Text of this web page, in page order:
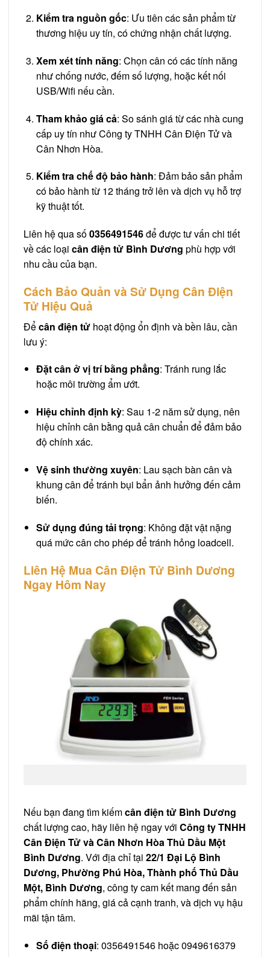
Kiểm tra nguồn gốc: Ưu tiên các sản phẩm từ
thương hiệu uy tín, có chứng nhận chất lượng.
Xem xét tính năng: Chọn cân có các tính năng
như chống nước, đếm số lượng, hoặc kết nối
USB/Wifi nếu cần.
Tham khảo giá cả: So sánh giá từ các nhà cung
cấp uy tín như Công ty TNHH Cân Điện Tử và
Cân Nhơn Hòa.
Kiểm tra chế độ bảo hành: Đảm bảo sản phẩm
có bảo hành từ 12 tháng trở lên và dịch vụ hỗ trợ
kỹ thuật tốt.
Liên hệ qua số0356491546để được tư vấn chi tiết
về các loại cân điện tử Bình Dương phù hợp với
nhu cầu của bạn.
Cách Bảo Quản và Sử Dụng Cân Điện
Tử Hiệu Quả
Đểcân điện tử hoạt động ổn định và bền lâu, cần
lưu ý:
Đặt cân ở vị trí bằng phẳng: Tránh rung lắc
hoặc môi trường ẩm ướt.
Hiệu chỉnh định kỳ: Sau 1-2 năm sử dụng, nên
hiệu chỉnh cân bằng quả cân chuẩn để đảm bảo
độ chính xác.
Vệ sinh thường xuyên: Lau sạch bàn cân và
khung cân để tránh bụi bẩn ảnh hưởng đến cảm
biến.
Sử dụng đúng tải trọng: Không đặt vật nặng
quá mức cân cho phép để tránh hỏng loadcell.
Liên Hệ Mua Cân Điện Tử Bình Dương
Ngay Hôm Nay
Nếu bạn đang tìm kiếmcân điện tử Bình Dương
chất lượng cao, hãy liên hệ ngay với Công ty TNHH
Cân Điện Tử và Cân Nhơn Hòa Thủ Dầu Một
Bình Dương. Với địa chỉ tại 22/1 Đại Lộ Bình
Dương, Phường Phú Hòa, Thành phố Thủ Dầu
Một, Bình Dương, công ty cam kết mang đến sản
phẩm chính hãng, giá cả cạnh tranh, và dịch vụ hậu
mãi tận tâm.
Số điện thoại: 0356491546 hoặc 0949616379